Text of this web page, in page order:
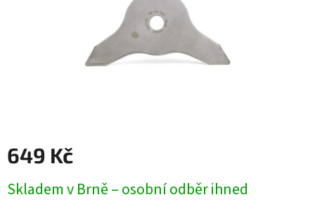
649 Kč
cena:
Skladem v Brně – osobní odběr ihned